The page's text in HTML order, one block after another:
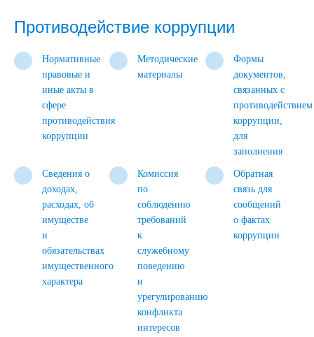
Противодействие коррупции
Нормативные
правовые и
иные акты в
сфере
противодействия
коррупции
Методические
материалы
Формы
документов,
связанных с
противодействием
коррупции,
для
заполнения
Сведения о
доходах,
расходах, об
имуществе
и
обязательствах
имущественного
характера
Комиссия
по
соблюдению
требований
к
служебному
поведению
и
урегулированию
конфликта
интересов
Обратная
связь для
сообщений
о фактах
коррупции